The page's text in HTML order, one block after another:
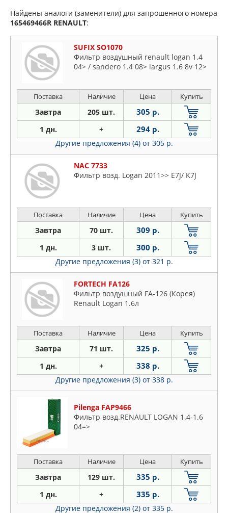
Найдены аналоги (заменители) для запрошенного номера
165469466R RENAULT:
SUFIX SO1070
Фильтр воздушный renault logan 1.4
04> / sandero 1.4 08> largus 1.6 8v 12>
Поставка Наличие Цена Купить
Завтра 205 шт. 305 р.
1 дн. + 294 р.
Другие предложения (4) от 305 р.
NAC 7733
Фильтр возд. Logan 2011>> E7J/ K7J
Поставка Наличие Цена Купить
Завтра 70 шт. 309 р.
1 дн. 3 шт. 300 р.
Другие предложения (3) от 321 р.
FORTECH FA126
Фильтр воздушный FA-126 (Корея)
Renault Logan 1.6л
Поставка Наличие Цена Купить
Завтра 71 шт. 325 р.
1 дн. + 338 р.
Другие предложения (3) от 338 р.
Pilenga FAP9466
Фильтр возд.RENAULT LOGAN 1.4-1.6
04=>
Поставка Наличие Цена Купить
Завтра 129 шт. 335 р.
1 дн. + 335 р.
Другие предложения (2) от 335 р.